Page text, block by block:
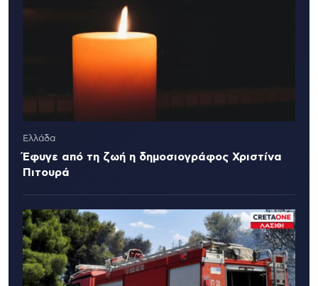
Ελλάδα
Έφυγε από τη ζωή η δημοσιογράφος Χριστίνα
Πιτουρά